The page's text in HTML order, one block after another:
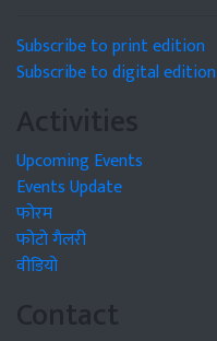
Subscribe to print edition
Subscribe to digital edition
Activities
Upcoming Events
Events Update
फोरम
फोटो गैलरी
वीडियो
Contact